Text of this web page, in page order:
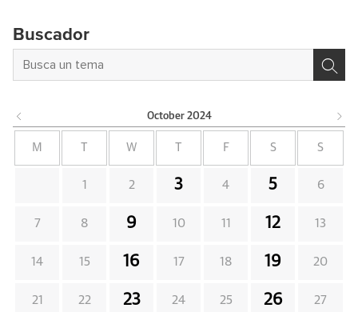
Buscador
October 2024
M W F S S
1 2 3 4 5 6
7 8 9 10 11 12 13
14 15 16 17 18 19 20
21 22 23 24 25 26 27